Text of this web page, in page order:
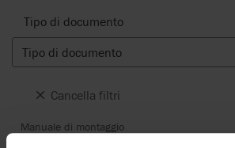
Tipo di documento
Tipo di documento
Cancella filtri
Manuale di montaggio